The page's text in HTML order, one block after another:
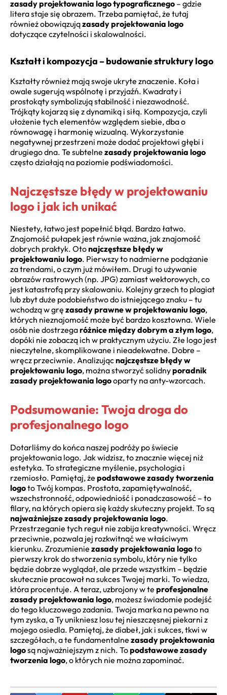
zasady projektowania logo typograficznego – gdzie
litera staje się obrazem. Trzeba pamiętać, że tutaj
również obowiązujązasady projektowania logo
dotyczące czytelności i skalowalności.
Kształt i kompozycja – budowanie struktury logo
Kształty również mają swoje ukryte znaczenie. Koła i
owale sugerują wspólnotę i przyjaźń. Kwadraty i
prostokąty symbolizują stabilność i niezawodność.
Trójkąty kojarzą się z dynamiką i siłą. Kompozycja, czyli
ułożenie tych elementów względem siebie, dba o
równowagę i harmonię wizualną. Wykorzystanie
negatywnej przestrzeni może dodać projektowi głębi i
drugiego dna. Te subtelne zasady projektowania logo
często działają na poziomie podświadomości.
Najczęstsze błędy w projektowaniu
logo i jak ich unikać
Niestety, łatwo jest popełnić błąd. Bardzo łatwo.
Znajomość pułapek jest równie ważna, jak znajomość
dobrych praktyk. Otonajczęstsze błędy w
projektowaniu logo. Pierwszy to nadmierne podążanie
za trendami, o czym już mówiłem. Drugi to używanie
obrazów rastrowych (np. JPG) zamiast wektorowych, co
jest katastrofą przy skalowaniu. Kolejny grzech to plagiat
lub zbyt duże podobieństwo do istniejącego znaku – tu
wchodzą w grę zasady prawne w projektowaniu logo,
których nieznajomość może być bardzo kosztowna. Wiele
osób nie dostrzegaróżnice między dobrym a złym logo,
dopóki nie zobaczą ich w praktycznym użyciu. Złe logo jest
nieczytelne, skomplikowane i nieadekwatne. Dobre –
wręcz przeciwnie. Analizującnajczęstsze błędy w
projektowaniu logo, można stworzyć solidnyporadnik
zasady projektowania logooparty na anty-wzorcach.
Podsumowanie: Twoja droga do
profesjonalnego logo
Dotarliśmy do końca naszej podróży po świecie
projektowania logo. Jak widzisz, to znacznie więcej niż
estetyka. To strategiczne myślenie, psychologia i
rzemiosło. Pamiętaj, że podstawowe zasady tworzenia
logoto Twój kompas. Prostota, zapamiętywalność,
wszechstronność, odpowiedniość i ponadczasowość – to
filary, na których opiera się każdy skuteczny projekt. To są
najważniejsze zasady projektowania logo.
Przestrzeganie tych reguł nie zabija kreatywności. Wręcz
przeciwnie, pozwala jej rozkwitnąć we właściwym
kierunku. Zrozumienie zasady projektowania logoto
pierwszy krok do stworzenia symbolu, który nie tylko
będzie dobrze wyglądał, ale przede wszystkim – będzie
skutecznie pracował na sukces Twojej marki. To wiedza,
która procentuje. A teraz, uzbrojony w te profesjonalne
zasady projektowania logo, możesz świadomie podejść
do tego kluczowego zadania. Twoja marka na pewno na
tym zyska, a Ty unikniesz losu tej nieszczęsnej piekarni z
mojego osiedla. Pamiętaj, że diabeł, jak i sukces, tkwi w
szczegółach, a te fundamentalne zasady projektowania
logosą najważniejszym z nich. Topodstawowe zasady
tworzenia logo, o których nie można zapominać.